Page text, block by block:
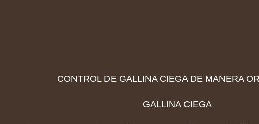
CONTROL DE GALLINA CIEGA DE MANERA
GALLINA CIEGA